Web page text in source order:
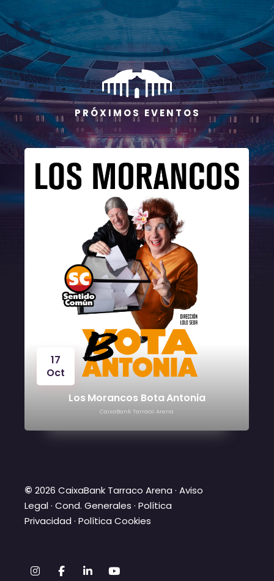
P R Ó X I M O S E V E N T O S
17
Oct
Los Morancos Bota Antonia
CaixaBank Tarraco Arena
© 2026 CaixaBank Tarraco Arena · Aviso
Legal·Cond. Generales ·Política
Privacidad ·Política Cookies